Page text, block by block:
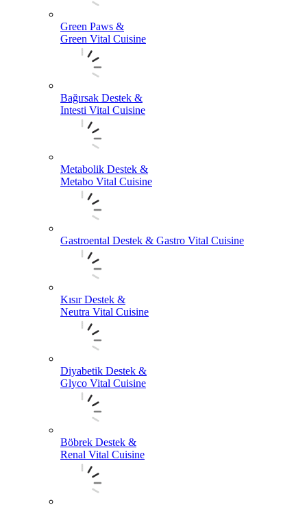
Green Paws &
Green Vital Cuisine
Bağırsak Destek &
Intesti Vital Cuisine
Metabolik Destek &
Metabo Vital Cuisine
Gastroental Destek & Gastro Vital Cuisine
Kısır Destek &
Neutra Vital Cuisine
Diyabetik Destek &
Glyco Vital Cuisine
Böbrek Destek &
Renal Vital Cuisine